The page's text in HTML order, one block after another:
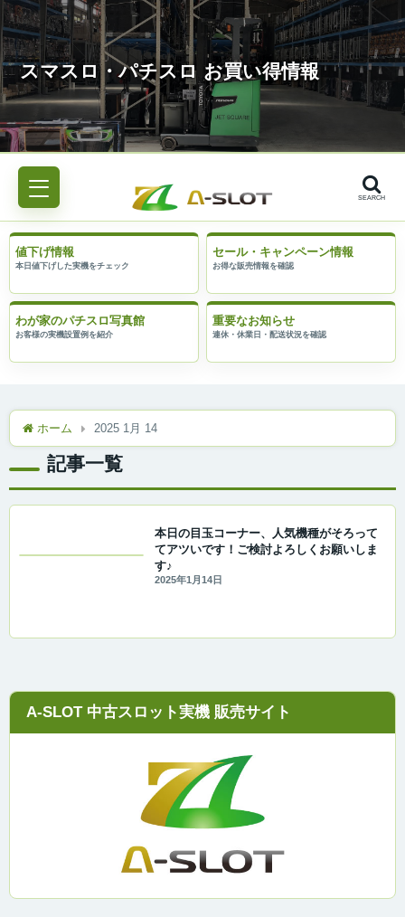
SEARCH
値下げ情報 セール・キャンペーン情報
わが家のパチスロ写真館 重要なお知らせ
ホーム 2025 1月 14
記事一覧
本日の目玉コーナー、人気機種がそろって
てアツいです！ご検討よろしくお願いしま
す♪
2025年1月14日
A-SLOT 中古スロット実機 販売サイト